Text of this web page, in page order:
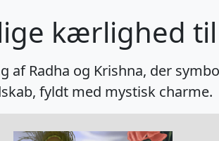
kærlighed
Radha og Krishna, der
fyldt med mystisk charme.